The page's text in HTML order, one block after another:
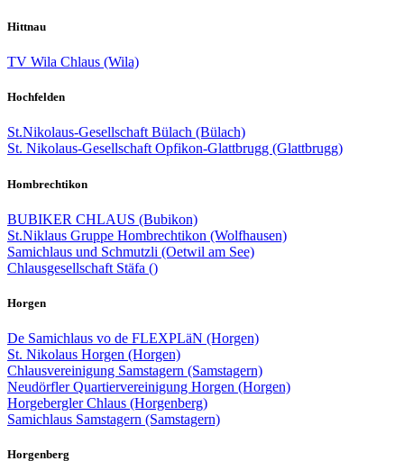
Hittnau
TV Wila Chlaus (Wila)
Hochfelden
St.Nikolaus-Gesellschaft Bülach (Bülach)
St. Nikolaus-Gesellschaft Opfikon-Glattbrugg (Glattbrugg)
Hombrechtikon
BUBIKER CHLAUS (Bubikon)
St.Niklaus Gruppe Hombrechtikon (Wolfhausen)
Samichlaus und Schmutzli (Oetwil am See)
Chlausgesellschaft Stäfa ()
Horgen
De Samichlaus vo de FLEXPLäN (Horgen)
St. Nikolaus Horgen (Horgen)
Chlausvereinigung Samstagern (Samstagern)
Neudörfler Quartiervereinigung Horgen (Horgen)
Horgebergler Chlaus (Horgenberg)
Samichlaus Samstagern (Samstagern)
Horgenberg